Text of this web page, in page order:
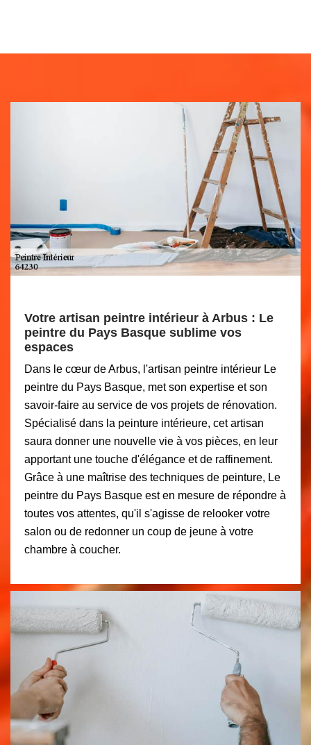
Votre artisan peintre intérieur à Arbus : Le
peintre du Pays Basque sublime vos
espaces
Dans le cœur de Arbus, l'artisan peintre intérieur Le
peintre du Pays Basque, met son expertise et son
savoir-faire au service de vos projets de rénovation.
Spécialisé dans la peinture intérieure, cet artisan
saura donner une nouvelle vie à vos pièces, en leur
apportant une touche d'élégance et de raffinement.
Grâce à une maîtrise des techniques de peinture, Le
peintre du Pays Basque est en mesure de répondre à
toutes vos attentes, qu'il s'agisse de relooker votre
salon ou de redonner un coup de jeune à votre
chambre à coucher.